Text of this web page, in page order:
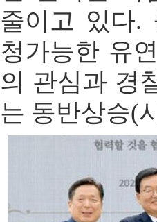
줄이고 있다.
청가능한 유
의 관심과 경
는 동반상승(